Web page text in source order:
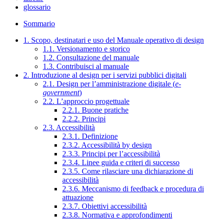
glossario
Sommario
1. Scopo, destinatari e uso del Manuale operativo di design
1.1. Versionamento e storico
1.2. Consultazione del manuale
1.3. Contribuisci al manuale
2. Introduzione al design per i servizi pubblici digitali
2.1. Design per l’amministrazione digitale (e-
government)
2.2. L’approccio progettuale
2.2.1. Buone pratiche
2.2.2. Principi
2.3. Accessibilità
2.3.1. Definizione
2.3.2. Accessibilità by design
2.3.3. Principi per l’accessibilità
2.3.4. Linee guida e criteri di successo
2.3.5. Come rilasciare una dichiarazione di
accessibilità
2.3.6. Meccanismo di feedback e procedura di
attuazione
2.3.7. Obiettivi accessibilità
2.3.8. Normativa e approfondimenti